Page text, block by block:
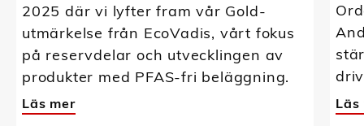
2025 där vi lyfter fram vår Gold-
utmärkelse från EcoVadis, vårt fokus
på reservdelar och utvecklingen av
produkter med PFAS-fri beläggning.
Läs mer Läs